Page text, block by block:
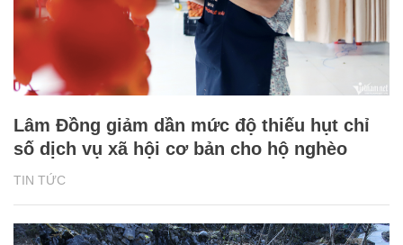
TIN TỨC
Lâm Đồng giảm dần mức độ thiếu hụt chỉ
số dịch vụ xã hội cơ bản cho hộ nghèo